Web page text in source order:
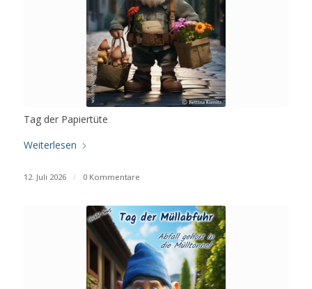
Tag der Papiertüte
Weiterlesen
12. Juli 2026 / 0 Kommentare